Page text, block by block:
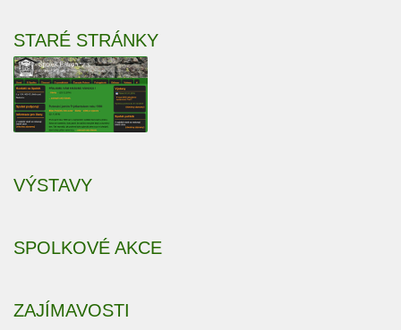
STARÉ STRÁNKY
VÝSTAVY
SPOLKOVÉ AKCE
ZAJÍMAVOSTI